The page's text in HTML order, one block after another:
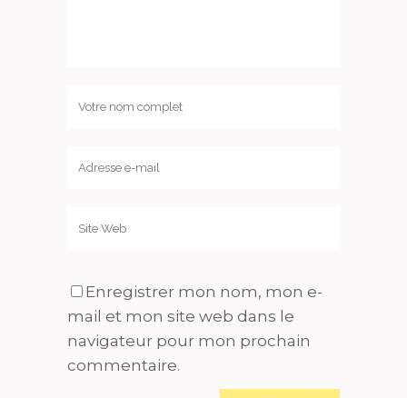
Enregistrer mon nom, mon e-
mail et mon site web dans le
navigateur pour mon prochain
commentaire.